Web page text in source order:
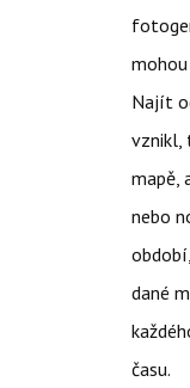
Najít
vznikl,
mapě,
nebo
dané
času.